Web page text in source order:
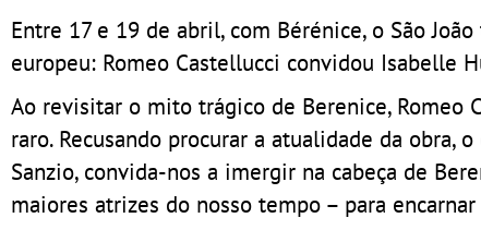
Entre 17 e 19 de abril, com Bérénice, o São
europeu: Romeo Castellucci convidou Isabelle
Ao revisitar o mito trágico de Berenice, Romeo
raro. Recusando procurar a atualidade da obra,
Sanzio, convida-nos a imergir na cabeça de
maiores atrizes do nosso tempo – para